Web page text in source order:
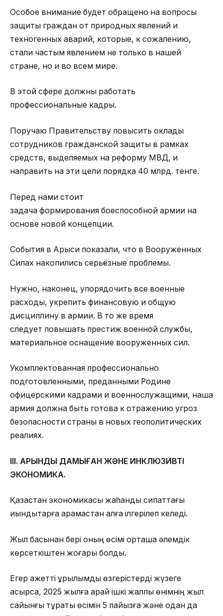
Особое внимание будет обращено на вопросы
защиты граждан от природных явлений и
техногенных аварий, которые, к сожалению,
стали частым явлением не только в нашей
стране, но и во всем мире.
В этой сфере должны работать
профессиональные кадры.
Поручаю Правительству повысить оклады
сотрудников гражданской защиты в рамках
средств, выделяемых на реформу МВД, и
направить на эти цели порядка 40 млрд. тенге.
Перед нами стоит
задача формирования боеспособной армии на
основе новой концепции.
События в Арыси показали, что в Вооруженных
Силах накопились серьёзные проблемы.
Нужно, наконец, упорядочить все военные
расходы, укрепить финансовую и общую
дисциплину в армии. В то же время
следует повышать престиж военной службы,
материальное оснащение вооруженных сил.
Укомплектованная профессионально
подготовленными, преданными Родине
офицерскими кадрами и военнослужащими, наша
армия должна быть готова к отражению угроз
безопасности страны в новых геополитических
реалиях.
III. ҚАРҚЫНДЫ ДАМЫҒАН ЖӘНЕ ИНКЛЮЗИВТІ
ЭКОНОМИКА.
Қазақстан экономикасы жаһандық сипаттағы
қиындықтарға қарамастан алға ілгерілеп келеді.
Жыл басынан бері оның өсімі орташа әлемдік
көрсеткіштен жоғары болды.
Егер қажетті құрылымдық өзгерістерді жүзеге
асырсақ, 2025 жылға қарай ішкі жалпы өнімнің жыл
сайынғы тұрақты өсімін 5 пайызға және одан да